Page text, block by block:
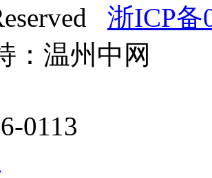
浙ICP备
：温州中网
0113